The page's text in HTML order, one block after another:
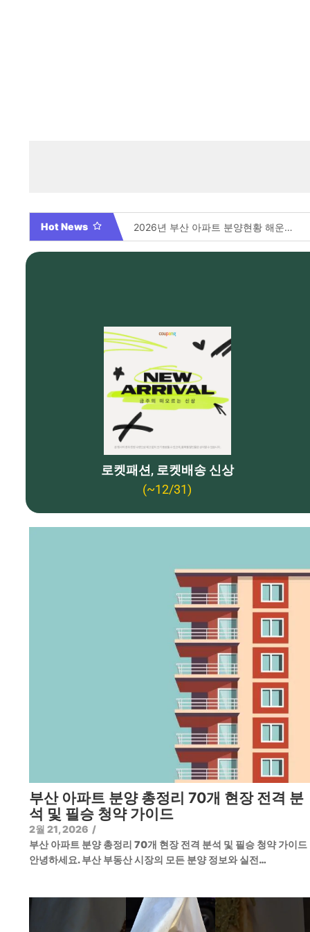
Hot News 2026년 부산 아파트 분양현황 해운대부터 에코델타까지, 전 현장 총정리 가이드
로켓패션, 로켓배송 신상
(~12/31)
부산 아파트 분양 총정리 70개 현장 전격 분
석 및 필승 청약 가이드
2월 21, 2026 /
부산 아파트 분양 총정리 70개 현장 전격 분석 및 필승 청약 가이
안녕하세요. 부산 부동산 시장의 모든 분양 정보와 실전…